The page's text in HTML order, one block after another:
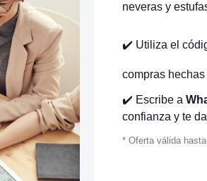
neveras y
✔️ Utiliza el
compras
✔️ Escribe a
confianza y te
* Oferta válida
Categorías